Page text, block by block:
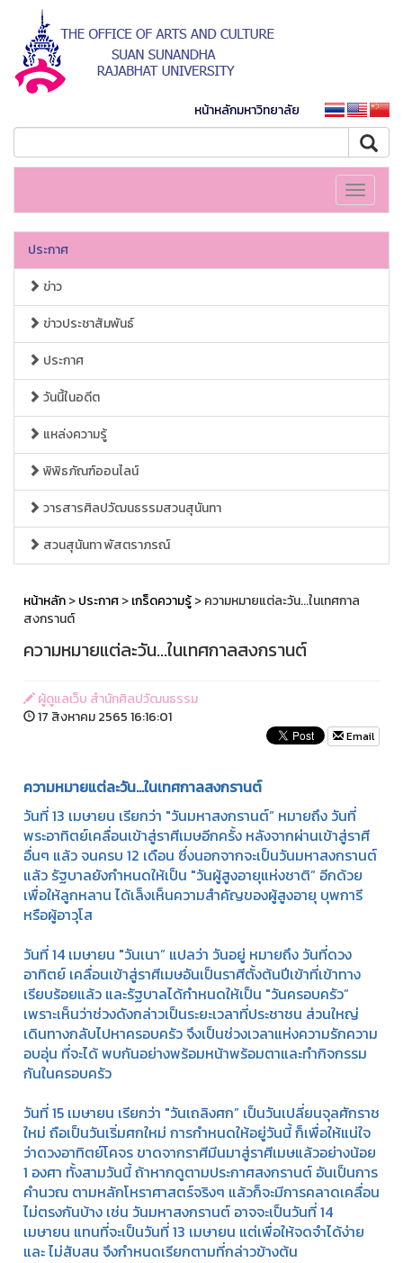
หน้าหลักมหาวิทยาลัย
Toggle
ประกาศ
ข่าว
ข่าวประชาสัมพันธ์
ประกาศ
วันนี้ในอดีต
แหล่งความรู้
พิพิธภัณฑ์ออนไลน์
วารสารศิลปวัฒนธรรมสวนสุนันทา
สวนสุนันทา พัสตราภรณ์
หน้าหลัก>ประกาศ>เกร็ดความรู้> ความหมายแต่ละวัน...ในเทศกาล
สงกรานต์
ความหมายแต่ละวัน...ในเทศกาลสงกรานต์
ผู้ดูแลเว็บ สำนักศิลปวัฒนธรรม
17 สิงหาคม 2565 16:16:01
Email
ความหมายแต่ละวัน...ในเทศกาลสงกรานต์
วันที่ 13 เมษายน เรียกว่า "วันมหาสงกรานต์” หมายถึง วันที่
พระอาทิตย์เคลื่อนเข้าสู่ราศีเมษอีกครั้ง หลังจากผ่านเข้าสู่ราศี
อื่นๆ แล้ว จนครบ 12 เดือน ซึ่งนอกจากจะเป็นวันมหาสงกรานต์
แล้ว รัฐบาลยังกำหนดให้เป็น "วันผู้สูงอายุแห่งชาติ” อีกด้วย
เพื่อให้ลูกหลาน ได้เล็งเห็นความสำคัญของผู้สูงอายุ บุพการี
หรือผู้อาวุโส
วันที่ 14 เมษายน "วันเนา” แปลว่า วันอยู่ หมายถึง วันที่ดวง
อาทิตย์ เคลื่อนเข้าสู่ราศีเมษอันเป็นราศีตั้งต้นปีเข้าที่เข้าทาง
เรียบร้อยแล้ว และรัฐบาลได้กำหนดให้เป็น "วันครอบครัว”
เพราะเห็นว่าช่วงดังกล่าวเป็นระยะเวลาที่ประชาชน ส่วนใหญ่
เดินทางกลับไปหาครอบครัว จึงเป็นช่วงเวลาแห่งความรักความ
อบอุ่น ที่จะได้ พบกันอย่างพร้อมหน้าพร้อมตาและทำกิจกรรม
กันในครอบครัว
วันที่ 15 เมษายน เรียกว่า "วันเถลิงศก” เป็นวันเปลี่ยนจุลศักราช
ใหม่ ถือเป็นวันเริ่มศกใหม่ การกำหนดให้อยู่วันนี้ ก็เพื่อให้แน่ใจ
ว่าดวงอาทิตย์โคจร ขาดจากราศีมีนมาสู่ราศีเมษแล้วอย่างน้อย
1 องศา ทั้งสามวันนี้ ถ้าหากดูตามประกาศสงกรานต์ อันเป็นการ
คำนวณ ตามหลักโหราศาสตร์จริงๆ แล้วก็จะมีการคลาดเคลื่อน
ไม่ตรงกันบ้าง เช่น วันมหาสงกรานต์ อาจจะเป็นวันที่ 14
เมษายน แทนที่จะเป็นวันที่ 13 เมษายน แต่เพื่อให้จดจำได้ง่าย
และ ไม่สับสน จึงกำหนดเรียกตามที่กล่าวข้างต้น